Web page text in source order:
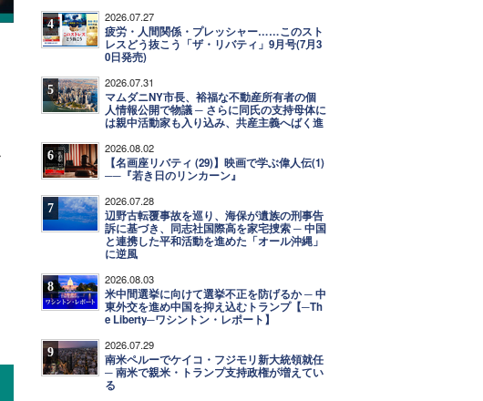
4 2026.07.27
疲労・人間関係・プレッシャー……このスト
レスどう抜こう「ザ・リバティ」9月号(7月3
0日発売)
5 2026.07.31
マムダニNY市長、裕福な不動産所有者の個
人情報公開で物議 ─ さらに同氏の支持母体に
は親中活動家も入り込み、共産主義へばく進
6 2026.08.02
【名画座リバティ (29)】映画で学ぶ偉人伝(1)
──『若き日のリンカーン』
7 2026.07.28
辺野古転覆事故を巡り、海保が遺族の刑事告
訴に基づき、同志社国際高を家宅捜索 ─ 中国
と連携した平和活動を進めた「オール沖縄」
に逆風
8 2026.08.03
米中間選挙に向けて選挙不正を防げるか ─ 中
東外交を進め中国を抑え込むトランプ【─Th
e Liberty─ワシントン・レポート】
9 2026.07.29
南米ペルーでケイコ・フジモリ新大統領就任
─ 南米で親米・トランプ支持政権が増えてい
る